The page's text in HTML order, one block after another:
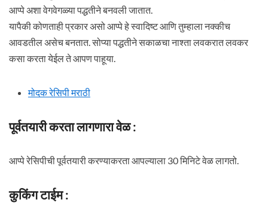
आप्पे अशा वेगवेगळ्या पद्धतीने बनवली जातात.
यापैकी कोणताही प्रकार असो आप्पे हे स्वादिष्ट आणि तुम्हाला नक्कीच
आवडतील असेच बनतात. सोप्या पद्धतीने सकाळचा नाश्ता लवकरात लवकर
कसा करता येईल ते आपण पाहूया.
मोदक रेसिपी मराठी
पूर्वतयारी करता लागणारा वेळ :
आप्पे रेसिपीची पूर्वतयारी करण्याकरता आपल्याला 30 मिनिटे वेळ लागतो.
कुकिंग टाईम :